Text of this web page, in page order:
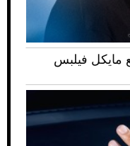
مايكل فيلبس